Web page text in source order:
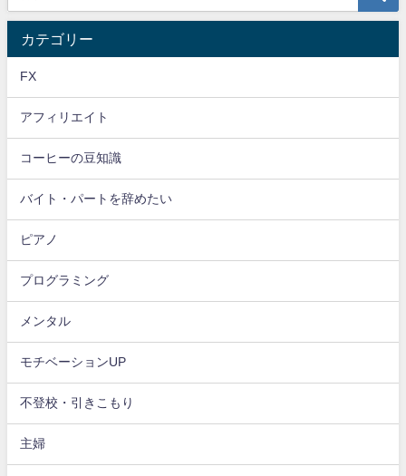
カテゴリー
FX
アフィリエイト
コーヒーの豆知識
バイト・パートを辞めたい
ピアノ
プログラミング
メンタル
モチベーションUP
不登校・引きこもり
主婦